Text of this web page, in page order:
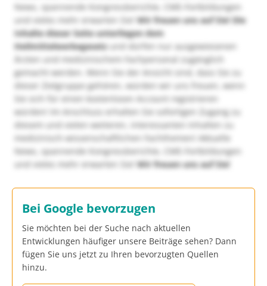
News, spannende Kongressberichte, CME-Fortbildungen
und vieles mehr erwarten Sie!Wir freuen uns auf Sie! Die
Inhalte dieser Seite unterliegen dem
Heilmittelwerbegesetzund dürfen nur ausgewiesenen
Ärzten und medizinischem Fachpersonal zugänglich
gemacht werden. Wenn Sie der Ansicht sind, dass Sie zu
dieser Zielgruppe gehören, würden wir uns freuen, wenn
Sie sich für einen kostenlosen Account registrieren
würden! Im Anschluss erhalten Sie sofortigen Zugang zu
diesem und vielen weiteren, interessanten Inhalten zu
medizinisch-wissenschaftlichen Fachthemen! Aktuelle
News, spannende Kongressberichte, CME-Fortbildungen
und vieles mehr erwarten Sie!Wir freuen uns auf Sie!
Bei Google bevorzugen
Sie möchten bei der Suche nach aktuellen
Entwicklungen häufiger unsere Beiträge sehen? Dann
fügen Sie uns jetzt zu Ihren bevorzugten Quellen
hinzu.